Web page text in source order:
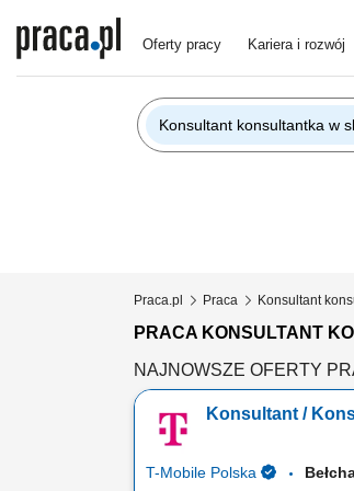
Oferty pracy Kariera i rozwój
Praca.pl Praca Konsultant
PRACA KONSULTANT
NAJNOWSZE OFERTY
Konsultant /
T-Mobile Polska